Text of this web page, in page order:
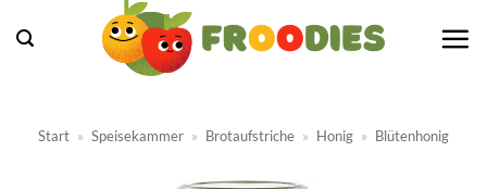
Inhalt
Start » Speisekammer » Brotaufstriche » Honig » Blütenhonig